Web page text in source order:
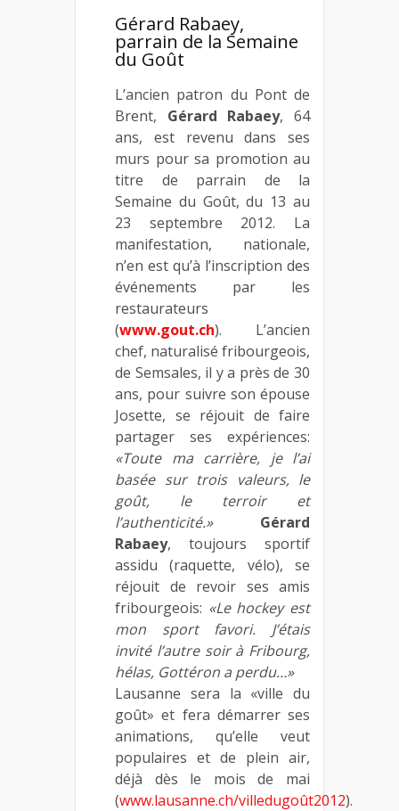
Gérard Rabaey,
parrain de la Semaine
du Goût
L’ancien patron du Pont de
Brent, Gérard Rabaey, 64
ans, est revenu dans ses
murs pour sa promotion au
titre de parrain de la
Semaine du Goût, du 13 au
23 septembre 2012. La
manifestation, nationale,
n’en est qu’à l’inscription des
événements par les
restaurateurs
(www.gout.ch). L’ancien
chef, naturalisé fribourgeois,
de Semsales, il y a près de 30
ans, pour suivre son épouse
Josette, se réjouit de faire
partager ses expériences:
«Toute ma carrière, je l’ai
basée sur trois valeurs, le
goût, le terroir et
l’authenticité.»
Gérard
Rabaey, toujours sportif
assidu (raquette, vélo), se
réjouit de revoir ses amis
fribourgeois: «Le hockey est
mon sport favori. J’étais
invité l’autre soir à Fribourg,
hélas, Gottéron a perdu…»
Lausanne sera la «ville du
goût» et fera démarrer ses
animations, qu’elle veut
populaires et de plein air,
déjà dès le mois de mai
(www.lausanne.ch/villedugoût2012).